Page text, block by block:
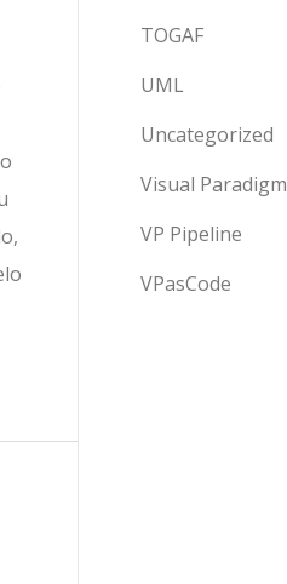
TOGAF
UML
Uncategorized
Visual Paradigm
VP Pipeline
VPasCode